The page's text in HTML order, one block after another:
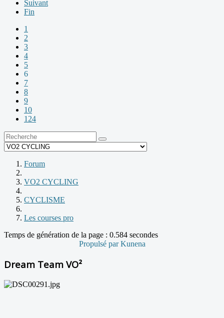
Suivant
Fin
1
2
3
4
5
6
7
8
9
10
124
Forum
VO2 CYCLING
CYCLISME
Les courses pro
Temps de génération de la page : 0.584 secondes
Propulsé parKunena
Dream Team VO²